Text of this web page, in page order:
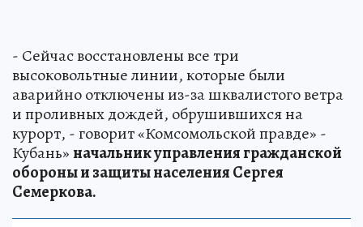
- Сейчас восстановлены все три
высоковольтные линии, которые были
аварийно отключены из-за шквалистого ветра
и проливных дождей, обрушившихся на
курорт, - говорит «Комсомольской правде» -
Кубань»начальник управления гражданской
обороны и защиты населения Сергея
Семеркова.